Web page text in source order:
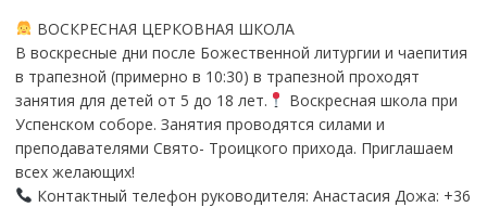
ВОСКРЕСНАЯ ЦЕРКОВНАЯ ШКОЛА
В воскресные дни после Божественной литургии и чаепития
в трапезной (примерно в 10:30) в трапезной проходят
занятия для детей от 5 до 18 лет.
Воскресная школа при
Успенском соборе. Занятия проводятся силами и
преподавателями Свято- Троицкого прихода. Приглашаем
всех желающих!
Контактный телефон руководителя: Анастасия Дожа: +36